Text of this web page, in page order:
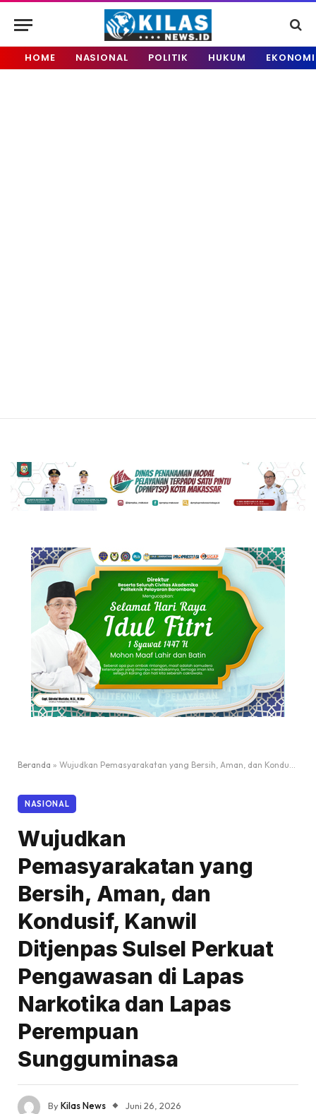
HOME NASIONAL POLITIK HUKUM EKONOMI
Beranda » Wujudkan Pemasyarakatan yang Bersih, Aman, dan Kondusif, Kanwil Ditjenpas Sulsel Perkuat Pengawasan di Lapas Narkotika dan Lapas Perempuan Sungguminasa
NASIONAL
Wujudkan
Pemasyarakatan yang
Bersih, Aman, dan
Kondusif, Kanwil
Ditjenpas Sulsel Perkuat
Pengawasan di Lapas
Narkotika dan Lapas
Perempuan
Sungguminasa
ByKilas News
Juni 26, 2026